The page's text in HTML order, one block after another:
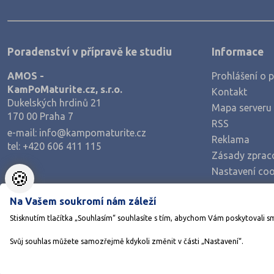
Poradenství v přípravě ke studiu
AMOS -
KamPoMaturite.cz, s.r.o.
Dukelských hrdinů 21
170 00 Praha 7
e-mail: info@kampomaturite.cz
tel: +420 606 411 115
Informace
Prohlášení o
Kontakt
Mapa serveru
RSS
Reklama
Zásady
Nastavení
🍪
Na Vašem soukromí nám záleží
Stisknutím tlačítka „Souhlasím“ souhlasíte s tím, abychom Vám poskytovali
Svůj souhlas můžete samozřejmě kdykoli změnit v části „Nastavení“.